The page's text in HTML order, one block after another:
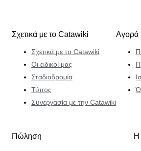
Σχετικά με το Catawiki
Σχετικά με το Catawiki
Οι ειδικοί μας
Σταδιοδρομία
Τύπος
Συνεργασία με την Catawiki
Αγορά
Πώληση Η